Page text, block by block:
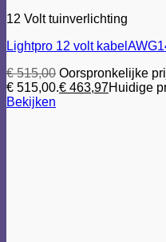
12 Volt tuinverlichting
Lightpro 12 volt
€515,00 Oorspronkelijke
€ 515,00.€ 463,97Huidige
Bekijken